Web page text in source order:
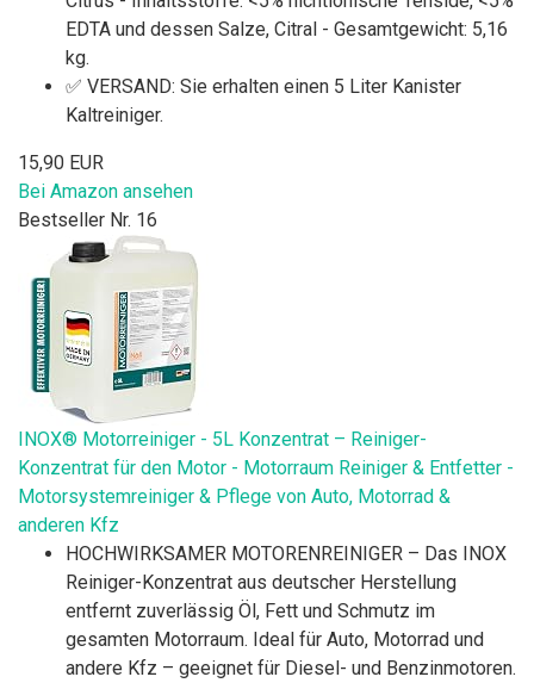
EDTA und dessen Salze, Citral - Gesamtgewicht: 5,16
kg.
✅ VERSAND: Sie erhalten einen 5 Liter Kanister
Kaltreiniger.
15,90 EUR
Bei Amazon ansehen
Bestseller Nr. 16
INOX® Motorreiniger - 5L Konzentrat – Reiniger-
Konzentrat für den Motor - Motorraum Reiniger & Entfetter -
Motorsystemreiniger & Pflege von Auto, Motorrad &
anderen Kfz
HOCHWIRKSAMER MOTORENREINIGER – Das INOX
Reiniger-Konzentrat aus deutscher Herstellung
entfernt zuverlässig Öl, Fett und Schmutz im
gesamten Motorraum. Ideal für Auto, Motorrad und
andere Kfz – geeignet für Diesel- und Benzinmotoren.